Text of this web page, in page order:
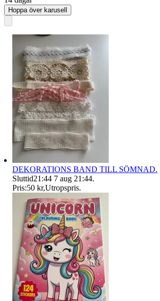
Hoppa över karusell
DEKORATIONS BAND TILL SÖMNAD.
Sluttid21:44 7 aug 21:44.
Pris:50 kr,Utropspris.